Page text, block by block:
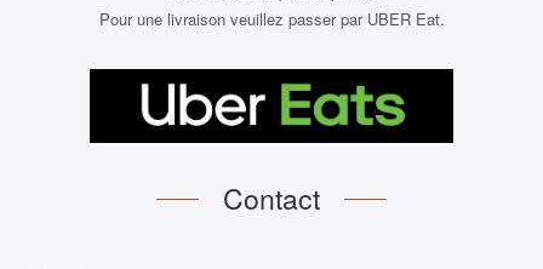
Pour une livraison veuillez passer par UBER Eat.
Contact